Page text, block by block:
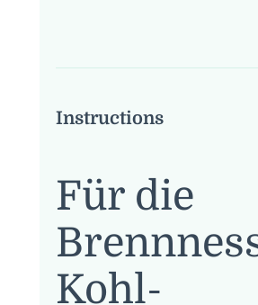
Instructions
Für die
Kohl-